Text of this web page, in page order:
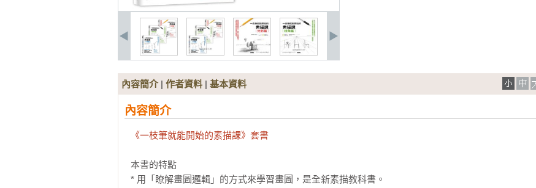
內容簡介| 作者資料 | 基本資料
內容簡介
《一枝筆就能開始的素描課》套書
本書的特點
* 用「瞭解畫圖邏輯」的方式來學習畫圖，是全新素描教科書。